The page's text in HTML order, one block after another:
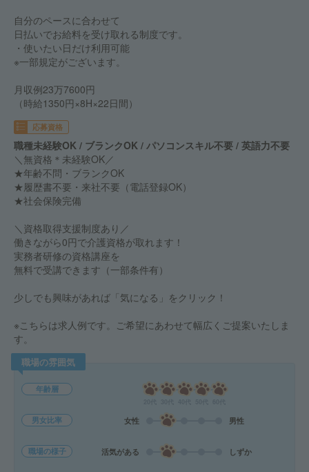
自分のペースに合わせて
日払いでお給料を受け取れる制度です。
・使いたい日だけ利用可能
※一部規定がございます。
月収例23万7600円
（時給1350円×8H×22日間）
応募資格
職種未経験OK / ブランクOK / パソコンスキル不要 / 英語力不要
＼無資格＊未経験OK／
★年齢不問・ブランクOK
★履歴書不要・来社不要（電話登録OK）
★社会保険完備
＼資格取得支援制度あり／
働きながら0円で介護資格が取れます！
実務者研修の資格講座を
無料で受講できます（一部条件有）
少しでも興味があれば「気になる」をクリック！
※こちらは求人例です。ご希望にあわせて幅広くご提案いたしま
す。
職場の雰囲気
年齢層
男女比率 女性 男性
職場の様子 活気がある しずか